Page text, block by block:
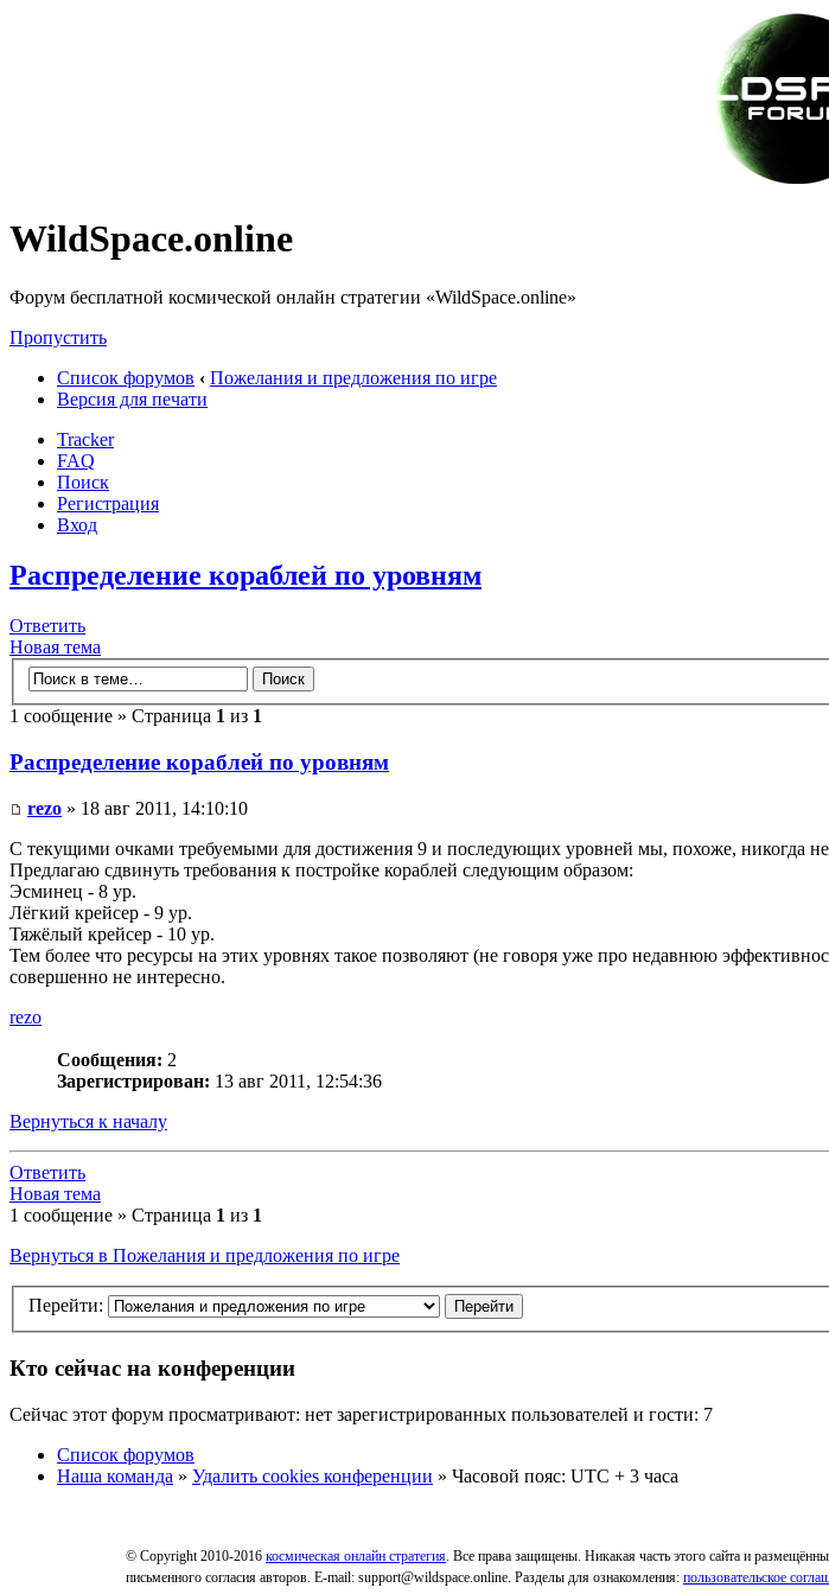
WildSpace.online
Форум бесплатной космической онлайн стратегии «WildSpace.online»
Пропустить
Список форумов ‹ Пожелания и предложения по игре
Версия для печати
Tracker
FAQ
Поиск
Регистрация
Вход
Распределение кораблей по уровням
Ответить
Новая тема
1 сообщение » Страница 1 из 1
Распределение кораблей по уровням
rezo » 18 авг 2011, 14:10:10
С текущими очками требуемыми для достижения 9 и последующих уровней мы, похоже, никогда
Предлагаю сдвинуть требования к постройке кораблей следующим образом:
Эсминец - 8 ур.
Лёгкий крейсер - 9 ур.
Тяжёлый крейсер - 10 ур.
Тем более что ресурсы на этих уровнях такое позволяют (не говоря уже про недавнюю
совершенно не интересно.
rezo
Сообщения: 2
Зарегистрирован: 13 авг 2011, 12:54:36
Вернуться к началу
Ответить
Новая тема
1 сообщение » Страница 1 из 1
Вернуться в Пожелания и предложения по игре
Перейти:
Кто сейчас на конференции
Сейчас этот форум просматривают: нет зарегистрированных пользователей и гости: 7
Список форумов
Наша команда » Удалить cookies конференции » Часовой пояс: UTC + 3 часа
© Copyright 2010-2016 космическая онлайн стратегия . Все права защищены. Никакая часть этого сайта и
письменного согласия авторов. E-mail: support@wildspace.online. Разделы для ознакомления: пользовательское